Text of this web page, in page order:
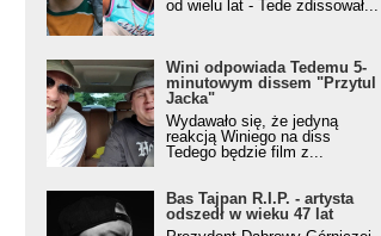
od wielu lat - Tede zdissował...
Wini odpowiada Tedemu 5-
minutowym dissem "Przytul
Jacka"
Wydawało się, że jedyną
reakcją Winiego na diss
Tedego będzie film z...
Bas Tajpan R.I.P. - artysta
odszedł w wieku 47 lat